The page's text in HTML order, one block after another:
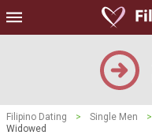
Filipino Dating > Single Men >
Widowed